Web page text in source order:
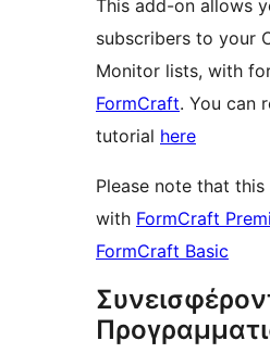
This add-on allows
subscribers to your
Monitor lists, with
FormCraft. You can
tutorial here
Please note that
with FormCraft
FormCraft Basic